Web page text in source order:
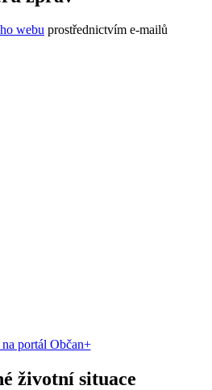
webu prostřednictvím e-mailů
portál Občan+
životní situace